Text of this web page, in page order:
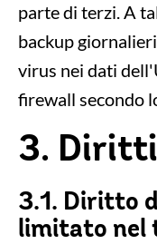
parte di terzi. A
backup
virus nei dati
firewall secondo
3.
3.1. Diritto
limitato nel